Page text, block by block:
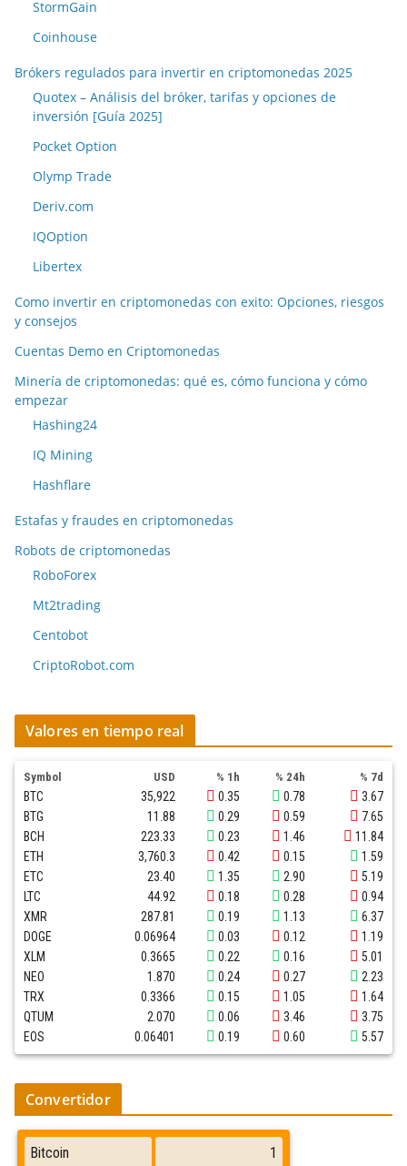
StormGain
Coinhouse
Brókers regulados para invertir en criptomonedas 2025
Quotex – Análisis del bróker, tarifas y opciones de
inversión [Guía 2025]
Pocket Option
Olymp Trade
Deriv.com
IQOption
Libertex
Como invertir en criptomonedas con exito: Opciones, riesgos
y consejos
Cuentas Demo en Criptomonedas
Minería de criptomonedas: qué es, cómo funciona y cómo
empezar
Hashing24
IQ Mining
Hashflare
Estafas y fraudes en criptomonedas
Robots de criptomonedas
RoboForex
Mt2trading
Centobot
CriptoRobot.com
Valores en tiempo real
Symbol USD % 1h % 24h % 7d
BTC 35,922 0.35 0.78
3.67
BTG
11.88 0.29 0.59
7.65
BCH
223.33 0.23 1.46
11.84
ETH
3,760.3 0.42 0.15
1.59
ETC
23.40 1.35 2.90
5.19
LTC
44.92 0.18 0.28
0.94
XMR
287.81 0.19 1.13
6.37
DOGE
0.06964 0.03 0.12
1.19
XLM
0.3665 0.22 0.16
5.01
NEO
1.870 0.24 0.27
2.23
TRX
0.3366 0.15 1.05
1.64
QTUM
2.070 0.06 3.46
3.75
EOS
0.06401 0.19 0.60 5.57
Convertidor